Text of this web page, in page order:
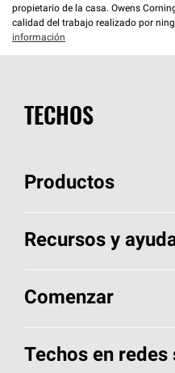
propietario de la casa. Owens
calidad del trabajo realizado por
información
TECHOS
Productos
Elija sus tejas
Encuentre un
Componentes para
Recursos y
Aspectos básicos
Herramientas de
Comenzar
Llame al 1-800-GET-
Techos en redes